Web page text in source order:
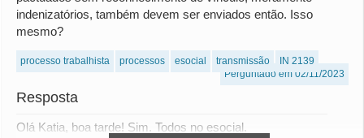
indenizatórios, também devem ser enviados então. Isso
mesmo?
processo trabalhista processos esocial transmissão
IN 2139
Perguntado em 02/11/2023
Resposta
Olá Katia, boa tarde! Sim. Todos no esocial.